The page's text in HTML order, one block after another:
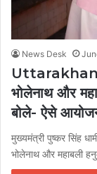
News Desk
Uttarakhand
भोलेनाथ और
बोले- ऐसे
मुख्यमंत्री पुष्कर सिंह
भोलेनाथ और महाबली